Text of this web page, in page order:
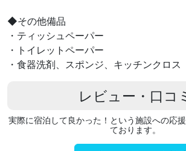
◆その他備品
・ティッシュペーパー
・トイレットペーパー
・食器洗剤、スポンジ、キッチンクロス
レビュー・口コ
実際に宿泊して良かった！という施設への応
ております。